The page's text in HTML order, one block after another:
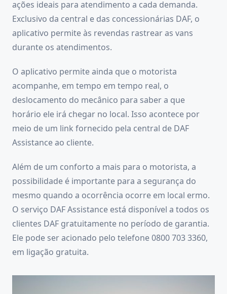
ações ideais para atendimento a cada demanda.
Exclusivo da central e das concessionárias DAF, o
aplicativo permite às revendas rastrear as vans
durante os atendimentos.
O aplicativo permite ainda que o motorista
acompanhe, em tempo em tempo real, o
deslocamento do mecânico para saber a que
horário ele irá chegar no local. Isso acontece por
meio de um link fornecido pela central de DAF
Assistance ao cliente.
Além de um conforto a mais para o motorista, a
possibilidade é importante para a segurança do
mesmo quando a ocorrência ocorre em local ermo.
O serviço DAF Assistance está disponível a todos os
clientes DAF gratuitamente no período de garantia.
Ele pode ser acionado pelo telefone 0800 703 3360,
em ligação gratuita.